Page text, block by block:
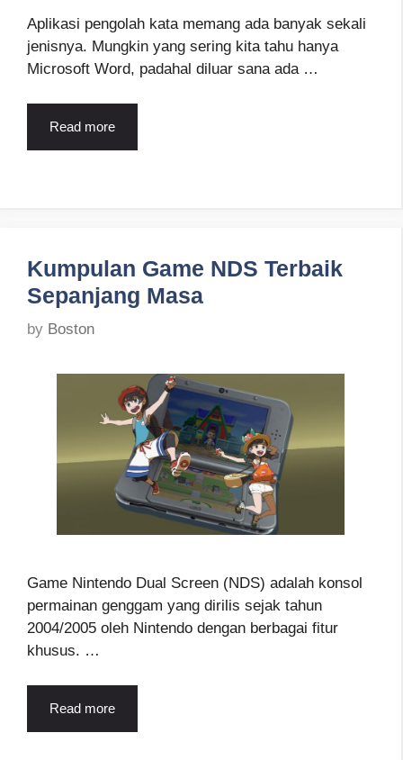
Aplikasi pengolah kata memang ada banyak sekali
jenisnya. Mungkin yang sering kita tahu hanya
Microsoft Word, padahal diluar sana ada …
Read more
Kumpulan Game NDS Terbaik
Sepanjang Masa
by Boston
Game Nintendo Dual Screen (NDS) adalah konsol
permainan genggam yang dirilis sejak tahun
2004/2005 oleh Nintendo dengan berbagai fitur
khusus. …
Read more